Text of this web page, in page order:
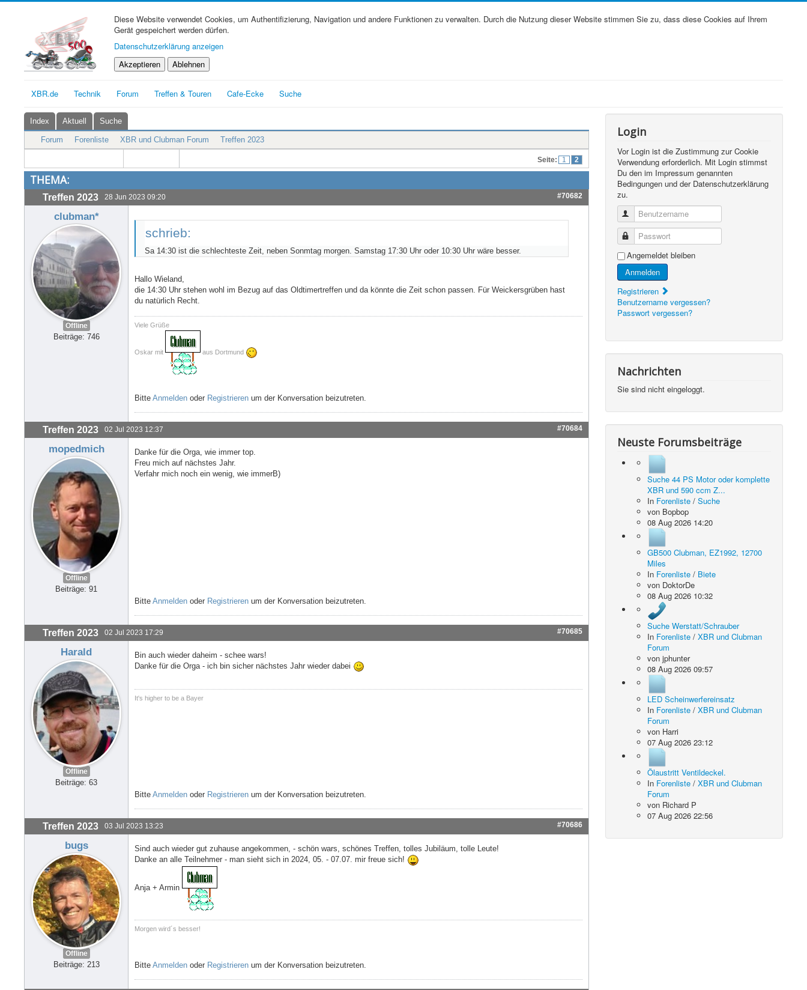
Diese Website verwendet Cookies, um Authentifizierung, Navigation und andere Funktionen zu verwalten. Durch die Nutzung dieser Website stimmen Sie zu, dass diese Cookies auf Ihrem
Gerät gespeichert werden dürfen.
Datenschutzerklärung anzeigen
Akzeptieren
Ablehnen
XBR.de Technik Forum Treffen & Touren Cafe-Ecke Suche
Index Aktuell Suche
Forum Forenliste XBR und Clubman Forum Treffen 2023
Seite: 1 2
THEMA:
Treffen 2023 28 Jun 2023 09:20 #70682
clubman*
Offline
Beiträge: 746
schrieb:
Sa 14:30 ist die schlechteste Zeit, neben Sonmtag morgen. Samstag 17:30 Uhr oder 10:30 Uhr wäre besser.
Hallo Wieland,
die 14:30 Uhr stehen wohl im Bezug auf das Oldtimertreffen und da könnte die Zeit schon passen. Für Weickersgrüben hast
du natürlich Recht.
Viele Grüße
Oskar mit aus Dortmund
Bitte Anmelden oder Registrieren um der Konversation beizutreten.
Treffen 2023 02 Jul 2023 12:37 #70684
mopedmich
Offline
Beiträge: 91
Danke für die Orga, wie immer top.
Freu mich auf nächstes Jahr.
Verfahr mich noch ein wenig, wie immerB)
Bitte Anmelden oder Registrieren um der Konversation beizutreten.
Treffen 2023 02 Jul 2023 17:29 #70685
Harald
Offline
Beiträge: 63
Bin auch wieder daheim - schee wars!
Danke für die Orga - ich bin sicher nächstes Jahr wieder dabei
It's higher to be a Bayer
Bitte Anmelden oder Registrieren um der Konversation beizutreten.
Treffen 2023 03 Jul 2023 13:23 #70686
bugs
Offline
Beiträge: 213
Sind auch wieder gut zuhause angekommen, - schön wars, schönes Treffen, tolles Jubiläum, tolle Leute!
Danke an alle Teilnehmer - man sieht sich in 2024, 05. - 07.07. mir freue sich!
Anja + Armin
Morgen wird´s besser!
Bitte Anmelden oder Registrieren um der Konversation beizutreten.
Login
Vor Login ist die Zustimmung zur Cookie
Verwendung erforderlich. Mit Login stimmst
Du den im Impressum genannten
Bedingungen und der Datenschutzerklärung
zu.
Benutzername
Passwort
Angemeldet bleiben
Anmelden
Registrieren
Benutzername vergessen?
Passwort vergessen?
Nachrichten
Sie sind nicht eingeloggt.
Neuste Forumsbeiträge
Suche 44 PS Motor oder komplette
XBR und 590 ccm Z...
In Forenliste /Suche
von Bopbop
08 Aug 2026 14:20
GB500 Clubman, EZ1992, 12700
Miles
In Forenliste / Biete
von DoktorDe
08 Aug 2026 10:32
Suche Werstatt/Schrauber
In Forenliste /XBR und Clubman
Forum
vonjphunter
08 Aug 2026 09:57
LED Scheinwerfereinsatz
In Forenliste /XBR und Clubman
Forum
von Harri
07 Aug 2026 23:12
Ölaustritt Ventildeckel.
In Forenliste /XBR und Clubman
Forum
von Richard P
07 Aug 2026 22:56